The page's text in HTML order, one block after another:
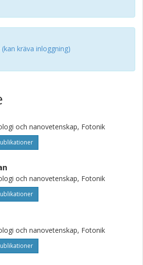
kräva inloggning)
och nanovetenskap, Fotonik
och nanovetenskap, Fotonik
och nanovetenskap, Fotonik